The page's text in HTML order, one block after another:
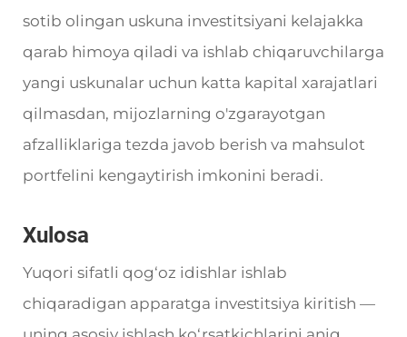
sotib olingan uskuna investitsiyani kelajakka
qarab himoya qiladi va ishlab chiqaruvchilarga
yangi uskunalar uchun katta kapital xarajatlari
qilmasdan, mijozlarning o'zgarayotgan
afzalliklariga tezda javob berish va mahsulot
portfelini kengaytirish imkonini beradi.
Xulosa
Yuqori sifatli qog‘oz idishlar ishlab
chiqaradigan apparatga investitsiya kiritish —